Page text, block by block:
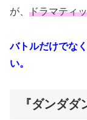
が、 ドラマティ
バトルだけでな
い。
『ダンダ